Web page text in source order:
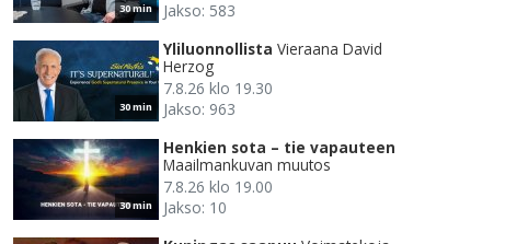
30 min
Jakso: 583
30 min
Yliluonnollista Vieraana David
Herzog
7.8.26 klo 19.30
Jakso: 963
30 min
Henkien sota – tie vapauteen
Maailmankuvan muutos
7.8.26 klo 19.00
Jakso: 10